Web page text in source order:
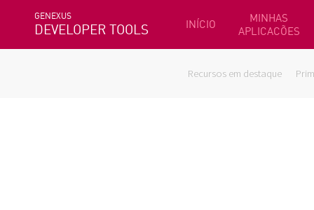
GENEXUS
DEVELOPER TOOLS INÍCIO
MINHAS
APLICACÕES
Recursos em destaque